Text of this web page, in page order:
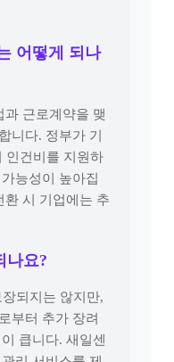
어떻게 되나
과 근로계약을 맺
니다. 정부가 기
인건비를 지원하
능성이 높아집
환 시 기업에는 추
나요?
되지는 않지만,
부터 추가 장려
큽니다. 새일센